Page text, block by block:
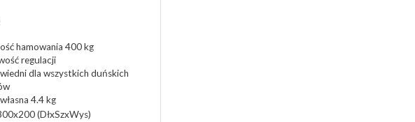
hamowania 400 kg
regulacji
dla wszystkich duńskich
4.4 kg
(DłxSzxWys)